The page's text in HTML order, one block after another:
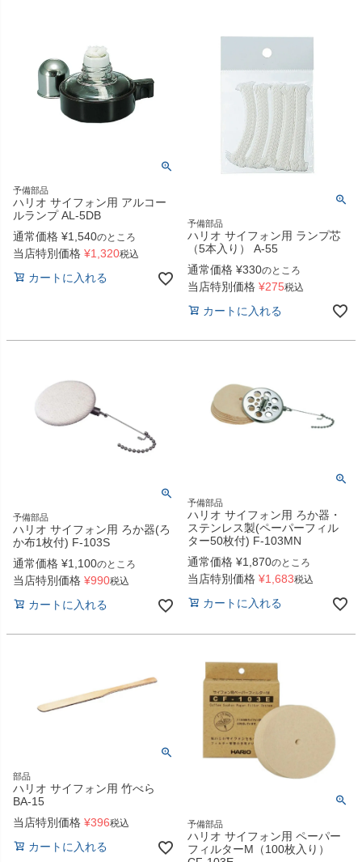
予備部品
ハリオ サイフォン用 アルコー
ルランプ AL-5DB
通常価格 ¥1,540のところ
当店特別価格 ¥1,320税込
カートに入れる
予備部品
ハリオ サイフォン用 ランプ芯
（5本入り） A-55
通常価格 ¥330のところ
当店特別価格 ¥275税込
カートに入れる
予備部品
ハリオ サイフォン用 ろか器(ろ
か布1枚付) F-103S
通常価格 ¥1,100のところ
当店特別価格 ¥990税込
カートに入れる
予備部品
ハリオ サイフォン用 ろか器・
ステンレス製(ペーパーフィル
ター50枚付) F-103MN
通常価格 ¥1,870のところ
当店特別価格 ¥1,683税込
カートに入れる
部品
ハリオ サイフォン用 竹べら
BA-15
当店特別価格 ¥396税込
カートに入れる
予備部品
ハリオ サイフォン用 ペーパー
フィルターM（100枚入り）